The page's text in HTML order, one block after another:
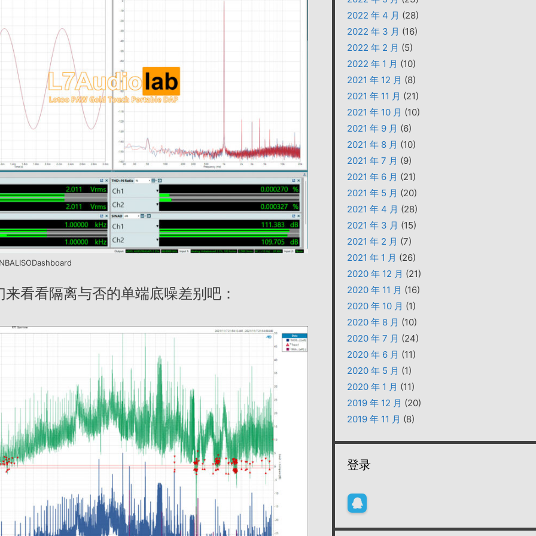
看看隔离与否的单端底噪差别吧：
2022 年 4 月 (28)
2022 年 3 月 (16)
2022 年 2 月 (5)
2022 年 1 月 (10)
2021 年 12 月 (8)
2021 年 11 月 (21)
2021 年 10 月 (10)
2021 年 9 月 (6)
2021 年 8 月 (10)
2021 年 7 月 (9)
2021 年 6 月 (21)
2021 年 5 月 (20)
2021 年 4 月 (28)
2021 年 3 月 (15)
2021 年 2 月 (7)
2021 年 1 月 (26)
2020 年 12 月 (21)
2020 年 11 月 (16)
2020 年 10 月 (1)
2020 年 8 月 (10)
2020 年 7 月 (24)
2020 年 6 月 (11)
2020 年 5 月 (1)
2020 年 1 月 (11)
2019 年 12 月 (20)
2019 年 11 月 (8)
登录